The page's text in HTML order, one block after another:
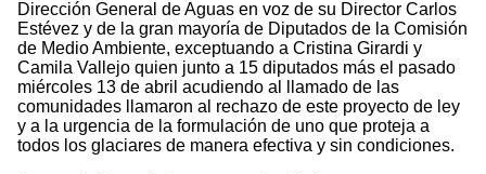
Dirección General de Aguas en voz de su Director Carlos
Estévez y de la gran mayoría de Diputados de la Comisión
de Medio Ambiente, exceptuando a Cristina Girardi y
Camila Vallejo quien junto a 15 diputados más el pasado
miércoles 13 de abril acudiendo al llamado de las
comunidades llamaron al rechazo de este proyecto de ley
y a la urgencia de la formulación de uno que proteja a
todos los glaciares de manera efectiva y sin condiciones.